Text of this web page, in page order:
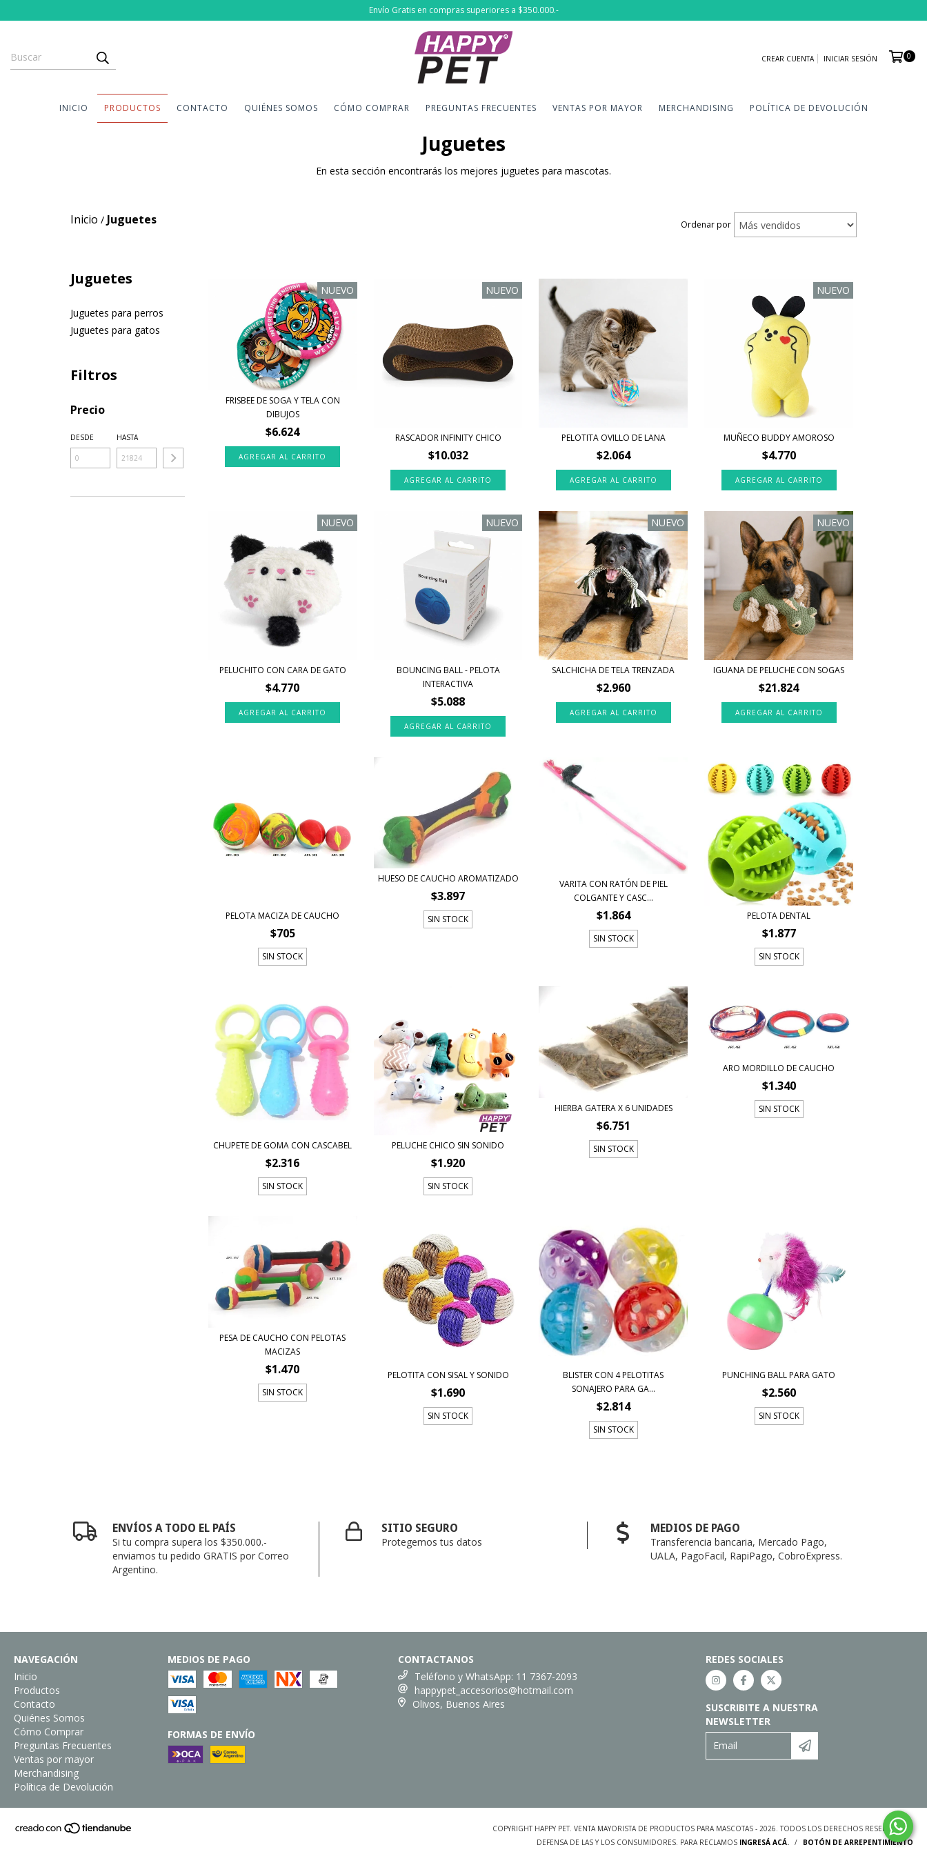
Envío Gratis en compras superiores a $350.000.-
CREAR CUENTA INICIAR SESIÓN 0
INICIO PRODUCTOS CONTACTO QUIÉNES SOMOS CÓMO COMPRAR PREGUNTAS FRECUENTES VENTAS POR MAYOR MERCHANDISING POLÍTICA DE DEVOLUCIÓN
Juguetes
En esta sección encontrarás los mejores juguetes para mascotas.
Inicio / Juguetes Ordenar por
Juguetes
Juguetes para perros
Juguetes para gatos
Filtros
Precio
DESDE HASTA
NUEVO
FRISBEE DE SOGA Y TELA CON
DIBUJOS
$6.624
NUEVO
RASCADOR INFINITY CHICO
$10.032
PELOTITA OVILLO DE LANA
$2.064
NUEVO
MUÑECO BUDDY AMOROSO
$4.770
NUEVO
PELUCHITO CON CARA DE GATO
$4.770
NUEVO
BOUNCING BALL - PELOTA
INTERACTIVA
$5.088
NUEVO
SALCHICHA DE TELA TRENZADA
$2.960
NUEVO
IGUANA DE PELUCHE CON SOGAS
$21.824
PELOTA MACIZA DE CAUCHO
$705
SIN STOCK
HUESO DE CAUCHO AROMATIZADO
$3.897
SIN STOCK
VARITA CON RATÓN DE PIEL
COLGANTE Y CASC...
$1.864
SIN STOCK
PELOTA DENTAL
$1.877
SIN STOCK
CHUPETE DE GOMA CON CASCABEL
$2.316
SIN STOCK
PELUCHE CHICO SIN SONIDO
$1.920
SIN STOCK
HIERBA GATERA X 6 UNIDADES
$6.751
SIN STOCK
ARO MORDILLO DE CAUCHO
$1.340
SIN STOCK
PESA DE CAUCHO CON PELOTAS
MACIZAS
$1.470
SIN STOCK
PELOTITA CON SISAL Y SONIDO
$1.690
SIN STOCK
BLISTER CON 4 PELOTITAS
SONAJERO PARA GA...
$2.814
SIN STOCK
PUNCHING BALL PARA GATO
$2.560
SIN STOCK
ENVÍOS A TODO EL PAÍS
Si tu compra supera los $350.000.-
enviamos tu pedido GRATIS por Correo
Argentino.
SITIO SEGURO
Protegemos tus datos
MEDIOS DE PAGO
Transferencia bancaria, Mercado Pago,
UALA, PagoFacil, RapiPago, CobroExpress.
NAVEGACIÓN
Inicio
Productos
Contacto
Quiénes Somos
Cómo Comprar
Preguntas Frecuentes
Ventas por mayor
Merchandising
Política de Devolución
MEDIOS DE PAGO
FORMAS DE ENVÍO
CONTACTANOS
Teléfono y WhatsApp: 11 7367-2093
happypet_accesorios@hotmail.com
Olivos, Buenos Aires
REDES SOCIALES
SUSCRIBITE A NUESTRA
NEWSLETTER
COPYRIGHT HAPPY PET. VENTA MAYORISTA DE PRODUCTOS PARA MASCOTAS - 2026. TODOS LOS DERECHOS RESERVADOS.
DEFENSA DE LAS Y LOS CONSUMIDORES. PARA RECLAMOS INGRESÁ ACÁ. / BOTÓN DE ARREPENTIMIENTO